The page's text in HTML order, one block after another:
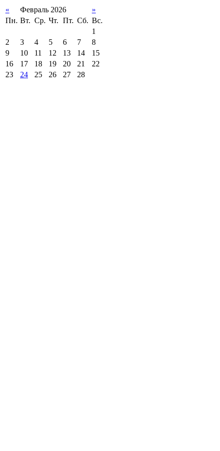
« Февраль 2026
»
Пн. Вт. Ср. Чт. Пт. Сб. Вс.
1
2
3 4 5 6 7
8
9
10 11 12 13 14
15
16
17 18 19 20 21
22
23
24 25 26 27 28